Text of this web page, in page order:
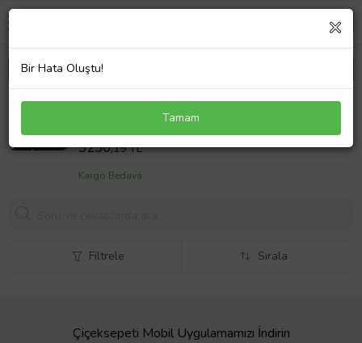
Hp Omen 15-dh1027nt Batarya ile Uyumlu Pil
Versiyon 1 (Çok Renkli)
Sepet Fiyatı
3230,19 TL
Kargo Bedava
Filtrele Sırala
Çiçeksepeti Mobil Uygulamamızı İndirin
Bir Hata Oluştu!
Tamam